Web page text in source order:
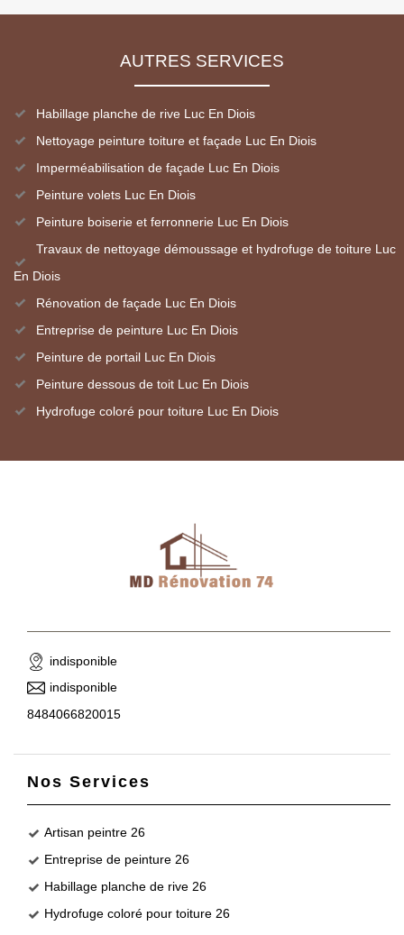
AUTRES SERVICES
Habillage planche de rive Luc En Diois
Nettoyage peinture toiture et façade Luc En Diois
Imperméabilisation de façade Luc En Diois
Peinture volets Luc En Diois
Peinture boiserie et ferronnerie Luc En Diois
Travaux de nettoyage démoussage et hydrofuge de toiture Luc
En Diois
Rénovation de façade Luc En Diois
Entreprise de peinture Luc En Diois
Peinture de portail Luc En Diois
Peinture dessous de toit Luc En Diois
Hydrofuge coloré pour toiture Luc En Diois
indisponible
indisponible
8484066820015
Nos Services
Artisan peintre 26
Entreprise de peinture 26
Habillage planche de rive 26
Hydrofuge coloré pour toiture 26